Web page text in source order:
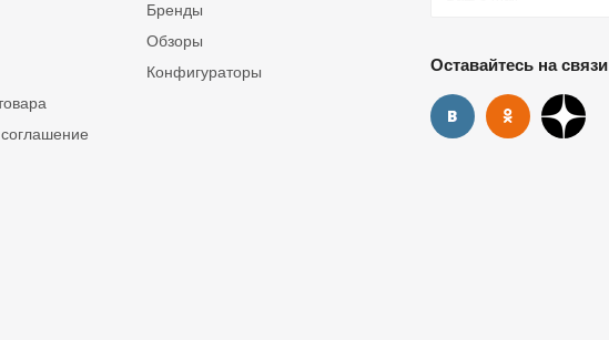
Бренды
Обзоры
Конфигураторы
Оставайтесь на связи